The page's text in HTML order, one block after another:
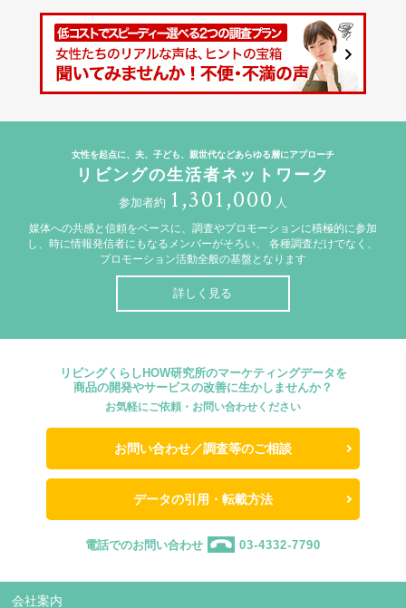
女性を起点に、夫、子ども、親世代などあらゆる層にアプローチ
リビングの生活者ネットワーク
参加者約 1,301,000 人
媒体への共感と信頼をベースに、調査やプロモーションに積極的に参加
し、時に情報発信者にもなるメンバーがそろい、
各種調査だけでなく、
プロモーション活動全般の基盤となります
詳しく見る
リビングくらしHOW研究所のマーケティングデータを
商品の開発やサービスの改善に生かしませんか？
お気軽にご依頼・お問い合わせください
お問い合わせ／調査等のご相談
データの引用・転載方法
電話でのお問い合わせ 03-4332-7790
会社案内